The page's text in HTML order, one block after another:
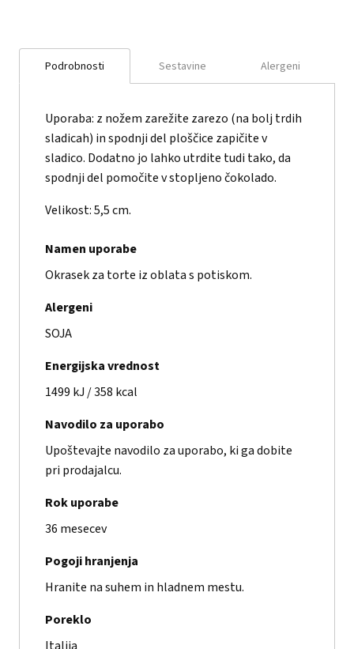
Podrobnosti Sestavine Alergeni
Uporaba: z nožem zarežite zarezo (na bolj trdih
sladicah) in spodnji del ploščice zapičite v
sladico. Dodatno jo lahko utrdite tudi tako, da
spodnji del pomočite v stopljeno čokolado.
Velikost: 5,5 cm.
Namen uporabe
Okrasek za torte iz oblata s potiskom.
Alergeni
SOJA
Energijska vrednost
1499 kJ / 358 kcal
Navodilo za uporabo
Upoštevajte navodilo za uporabo, ki ga dobite
pri prodajalcu.
Rok uporabe
36 mesecev
Pogoji hranjenja
Hranite na suhem in hladnem mestu.
Poreklo